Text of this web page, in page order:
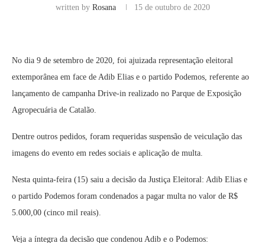
written by Rosana 15 de outubro de 2020
No dia 9 de setembro de 2020, foi ajuizada representação eleitoral
extemporânea em face de Adib Elias e o partido Podemos, referente ao
lançamento de campanha Drive-in realizado no Parque de Exposição
Agropecuária de Catalão.
Dentre outros pedidos, foram requeridas suspensão de veiculação das
imagens do evento em redes sociais e aplicação de multa.
Nesta quinta-feira (15) saiu a decisão da Justiça Eleitoral: Adib Elias e
o partido Podemos foram condenados a pagar multa no valor de R$
5.000,00 (cinco mil reais).
Veja a íntegra da decisão que condenou Adib e o Podemos: